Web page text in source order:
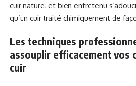
cuir naturel et bien entretenu
qu’un cuir traité chimiquement de
Les techniques
assouplir efficacement vos
cuir